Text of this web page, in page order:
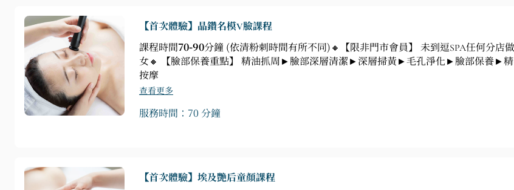
【首次體驗】晶鑽名模V臉課程
課程時間70-90分鐘 (依清粉刺時間有所不同)🔸【限非門市會員】 未到逗SPA任何分
女🔸 【臉部保養重點】 精油抓周►臉部深層清潔►深層掃黃►毛孔淨化►臉部保養►
按摩
查看更多
服務時間：70 分鐘
【首次體驗】埃及艷后童顏課程